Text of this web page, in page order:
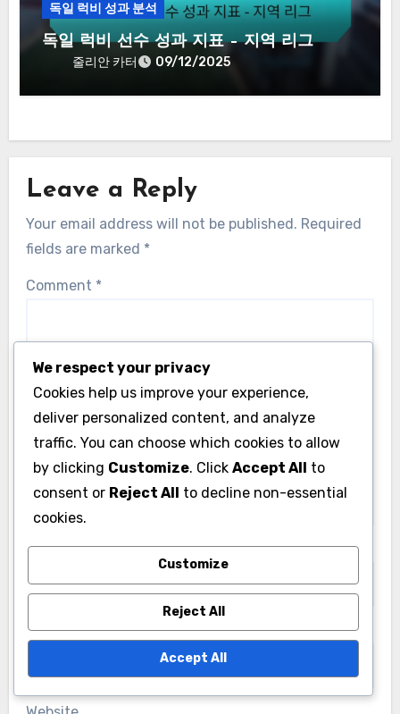
독일 럭비 성과 분석
독일 럭비 선수 성과 지표 – 지역 리그
줄리안 카터 09/12/2025
Leave a Reply
Your email address will not be published. Required
fields are marked *
Comment *
Name*
Email*
We respect your privacy
Cookies help us improve your experience,
deliver personalized content, and analyze
traffic. You can choose which cookies to allow
by clicking Customize. Click Accept All to
consent or Reject All to decline non-essential
cookies.
Customize
Reject All
Accept All